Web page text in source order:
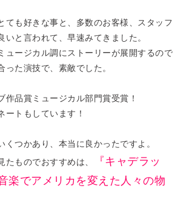
ても好きな事と、多数のお客様、スタッフ
いと言われて、早速みてきました。
ュージカル調にストーリーが展開するので
た演技で、素敵でした。
作品賞ミュージカル部門賞受賞！
ートもしています！
くつかあり、本当に良かったですよ。
ものでおすすめは、
『キャデラッ
楽でアメリカを変えた人々の物